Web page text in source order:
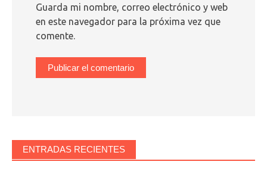
Guarda mi nombre, correo electrónico y web
en este navegador para la próxima vez que
comente.
ENTRADAS RECIENTES